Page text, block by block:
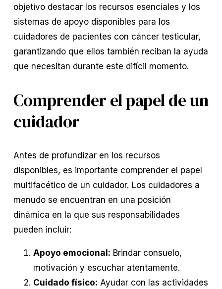
objetivo destacar los recursos esenciales y los
sistemas de apoyo disponibles para los
cuidadores de pacientes con cáncer testicular,
garantizando que ellos también reciban la ayuda
que necesitan durante este difícil momento.
Comprender el papel de un
cuidador
Antes de profundizar en los recursos
disponibles, es importante comprender el papel
multifacético de un cuidador. Los cuidadores a
menudo se encuentran en una posición
dinámica en la que sus responsabilidades
pueden incluir:
Apoyo emocional: Brindar consuelo,
motivación y escuchar atentamente.
Cuidado físico: Ayudar con las actividades